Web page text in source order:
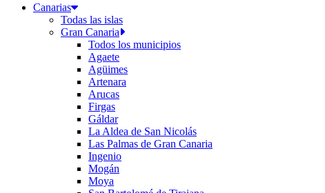
Canarias
Todas las islas
Gran Canaria
Todos los municipios
Agaete
Agüimes
Artenara
Arucas
Firgas
Gáldar
La Aldea de San Nicolás
Las Palmas de Gran Canaria
Ingenio
Mogán
Moya